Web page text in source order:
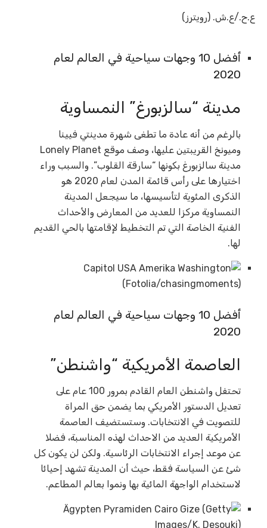
ع.ح./ع.ش. (رويترز)
أفضل 10 وجهات سياحية في العالم لعام
2020
مدينة “سالزبورغ” النمساوية
بالرغم من أنه عادة ما تطغى شهرة مدينتي فيينا
وميونخ القريبتين عليها، وصف موقع Lonely Planet
مدينة سالزبورغ بكونها “سارقة القلوب”. والسبب وراء
اختيارها على رأس قائمة المدن لعام 2020 هو
الذكرى المئوية لتأسيسها، ما سيجعل المدينة
النمساوية مركزا للعديد من المعارض والأحداث
الفنية الخاصة التي تم التخطيط لإقامتها بالحي القديم
لها.
أفضل 10 وجهات سياحية في العالم لعام
2020
العاصمة الأمريكية “واشنطن”
تحتفل واشنطن العام القادم بمرور 100 عام على
تعديل الدستور الأمريكي بما يضمن حق المراة
للتصويت في الانتخابات. وستستضيف العاصمة
الأمريكية العديد من الاحداث لهذه المناسبة، فضلا
عن موعد إجراء الانتخابات الرئاسية. ولكن لن يكون كل
شئ عن السياسة فقط، حيث أن المدينة تشهد إحيائا
لاستخدام الواجهة المائية بها ونموا بعالم المطاعم.